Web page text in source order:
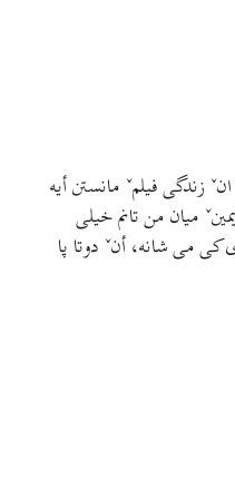
زندگی فیلمˇ مانستن أیه
میان من تانم خیلی
کی می شانه، أنˇ دوتا پا